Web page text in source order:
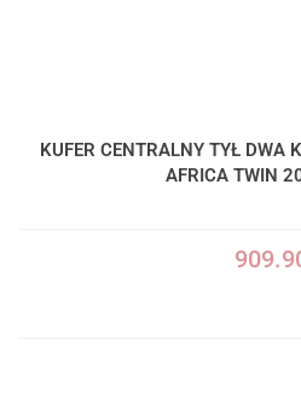
KUFER CENTRALNY TYŁ DWA
AFRICA TWIN